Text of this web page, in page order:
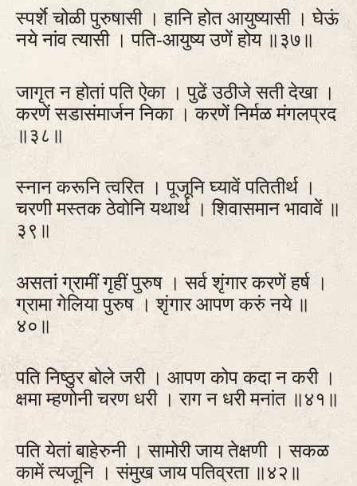
स्पर्शे चोळी पुरुषासी । हानि होत आयुष्यासी । घेऊं
नये नांव त्यासी । पति-आयुष्य उणें होय ॥३७॥
जागृत न होतां पति ऐका । पुढें उठीजे सती देखा ।
करणें सडासंमार्जन निका । करणें निर्मळ मंगलप्रद
॥३८॥
स्नान करूनि त्वरित । पूजूनि घ्यावें पतितीर्थ ।
चरणी मस्तक ठेवोनि यथार्थ । शिवासमान भावावें ॥
३९॥
असतां ग्रामीं गृहीं पुरुष । सर्व शृंगार करणें हर्ष ।
ग्रामा गेलिया पुरुष । शृंगार आपण करुं नये ॥
४०॥
पति निष्ठुर बोले जरी । आपण कोप कदा न करी ।
क्षमा म्हणोनी चरण धरी । राग न धरी मनांत ॥४१॥
पति येतां बाहेरुनी । सामोरी जाय तेक्षणी । सकळ
कामें त्यजूनि । संमुख जाय पतिव्रता ॥४२॥